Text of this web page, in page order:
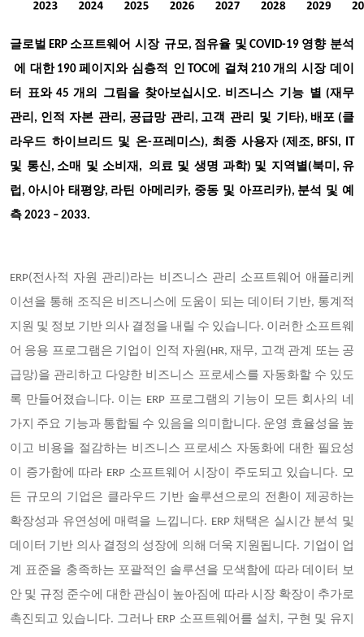
글로벌ERP 소프트웨어 시장 규모, 점유율 및COVID-19 영향 분석
에
대한190페이지와 심층적 인 TOC에 걸쳐 210 개의 시장 데이
터
표와45 개의 그림을 찾아보십시오. 비즈니스 기능 별 (재무
관리 , 인적 자본 관리 , 공급망 관리 , 고객 관리 및 기타),배포 (클
라우드 하이브리드 및 온-프레미스), 최종 사용자(제조, BFSI, IT
및 통신 , 소매 및 소비재 , 의료 및 생명 과학) 및 지역별 (북미 , 유
럽 , 아시아 태평양, 라틴 아메리카, 중동 및 아프리카), 분석 및 예
측 2023 – 2033.
ERP(전사적 자원 관리)라는 비즈니스 관리 소프트웨어 애플리케
이션을 통해 조직은 비즈니스에 도움이 되는 데이터 기반, 통계적
지원 및 정보 기반 의사 결정을 내릴 수 있습니다. 이러한 소프트웨
어 응용 프로그램은 기업이 인적 자원(HR, 재무, 고객 관계 또는 공
급망)을 관리하고 다양한 비즈니스 프로세스를 자동화할 수 있도
록 만들어졌습니다. 이는 ERP 프로그램의 기능이 모든 회사의 네
가지 주요 기능과 통합될 수 있음을 의미합니다. 운영 효율성을 높
이고 비용을 절감하는 비즈니스 프로세스 자동화에 대한 필요성
이 증가함에 따라 ERP 소프트웨어 시장이 주도되고 있습니다. 모
든 규모의 기업은 클라우드 기반 솔루션으로의 전환이 제공하는
확장성과 유연성에 매력을 느낍니다. ERP 채택은 실시간 분석 및
데이터 기반 의사 결정의 성장에 의해 더욱 지원됩니다. 기업이 업
계 표준을 충족하는 포괄적인 솔루션을 모색함에 따라 데이터 보
안 및 규정 준수에 대한 관심이 높아짐에 따라 시장 확장이 추가로
촉진되고 있습니다. 그러나 ERP 소프트웨어를 설치, 구현 및 유지